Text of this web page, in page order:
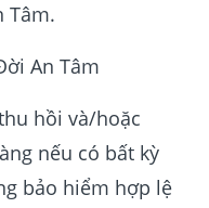
An Tâm
hồi và/hoặc
nếu có bất kỳ
bảo hiểm hợp lệ